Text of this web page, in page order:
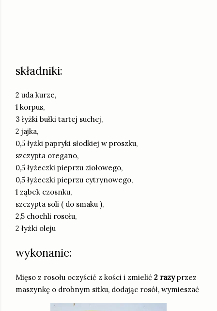
składniki:
2 uda kurze,
1 korpus,
3 łyżki bułki tartej suchej,
2 jajka,
0,5 łyżki papryki słodkiej w proszku,
szczypta oregano,
0,5 łyżeczki pieprzu ziołowego,
0,5 łyżeczki pieprzu cytrynowego,
1 ząbek czosnku,
szczypta soli ( do smaku ),
2,5 chochli rosołu,
2 łyżki oleju
wykonanie:
Mięso z rosołu oczyścić z kości i zmielić 2 razyprzez
maszynkę o drobnym sitku, dodając rosół, wymieszać